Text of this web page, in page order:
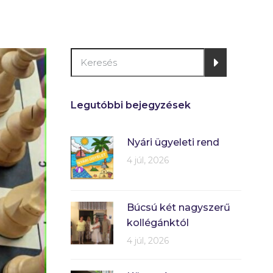
Legutóbbi bejegyzések
Nyári ügyeleti rend
4 júl, 2026
Búcsú két nagyszerű
kollégánktól
4 júl, 2026